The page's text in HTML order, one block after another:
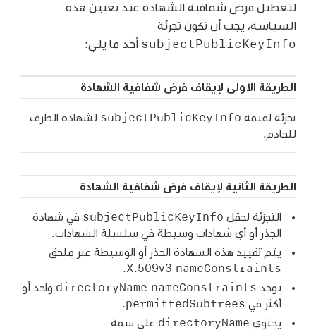
لتعطيل فرض شفافية الشهادة عند تعيين هذه
السياسة، يجب أن تكون تجزئة
subjectPublicKeyInfo أحد ما يلي:
الطريقة الأولى لإيقاف فرض شفافية الشهادة
تجزئة لقيمة subjectPublicKeyInfo لشهادة الطرف
للخادم.
الطريقة الثانية لإيقاف فرض شفافية الشهادة
التجزئة لحقل subjectPublicKeyInfo في شهادة
الجذر أو أي شهادات وسيطة في سلسلة الشهادات.
يتم تقييد هذه الشهادة الجذر أو الوسيطة عبر ملحق
X.509v3 nameConstraints
يوجد
directoryName nameConstraints
واحد أو
أكثر في permittedSubtrees
يحتوي directoryName على سمة